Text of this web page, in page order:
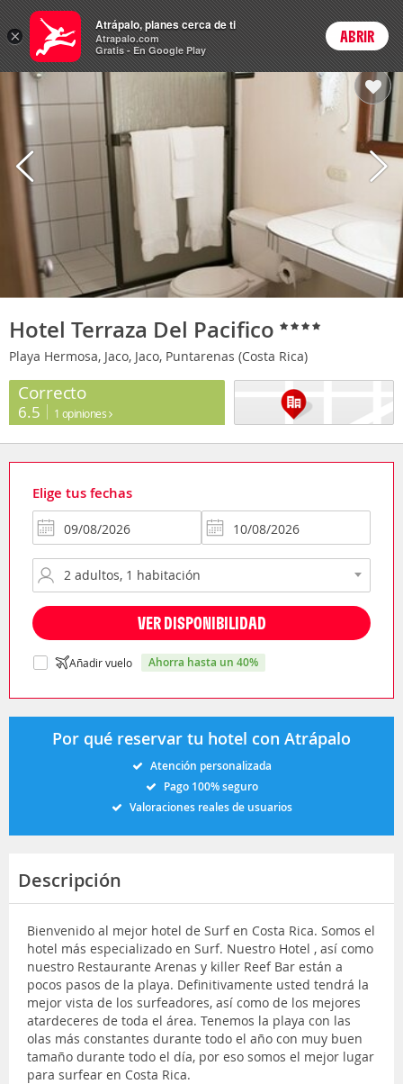
Hoteles Login
Hotel Terraza Del Pacifico
Playa Hermosa, Jaco, Jaco, Puntarenas (Costa Rica)
Correcto
6.5 1 opiniones
Elige tus fechas
VER DISPONIBILIDAD
Añadir vuelo ahorra hasta un 40%
Por qué reservar tu hotel con Atrápalo
Atención personalizada
Pago 100% seguro
Valoraciones reales de usuarios
Descripción
Bienvenido al mejor hotel de Surf en Costa Rica. Somos el
hotel más especializado en Surf. Nuestro Hotel , así como
nuestro Restaurante Arenas y killer Reef Bar están a
pocos pasos de la playa. Definitivamente usted tendrá la
mejor vista de los surfeadores, así como de los mejores
atardeceres de toda el área. Tenemos la playa con las
olas más constantes durante todo el año con muy buen
tamaño durante todo el día, por eso somos el mejor lugar
para surfear en Costa Rica.
×
Atrápalo, planes cerca de ti
Atrapalo.com
Gratis - En Google Play
ABRIR